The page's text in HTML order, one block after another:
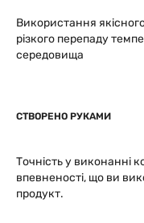
Використання
різкого перепаду
середовища
СТВОРЕНО РУКАМИ
Точність у виконанні
впевненості, що ви
продукт.